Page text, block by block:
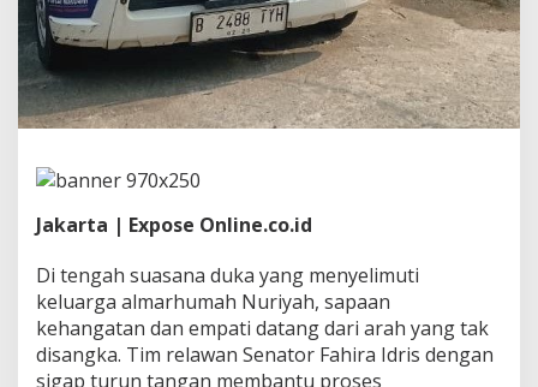
k
,
A
n
t
a
r
a
h
W
a
r
g
Jakarta | Expose Online.co.id
Di tengah suasana duka yang menyelimuti
keluarga almarhumah Nuriyah, sapaan
kehangatan dan empati datang dari arah yang tak
disangka. Tim relawan Senator Fahira Idris dengan
sigap turun tangan membantu proses